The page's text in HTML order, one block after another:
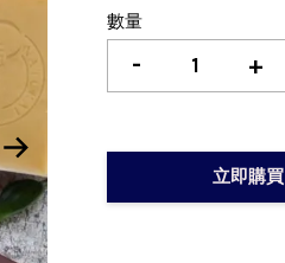
數量
- +
立即購買